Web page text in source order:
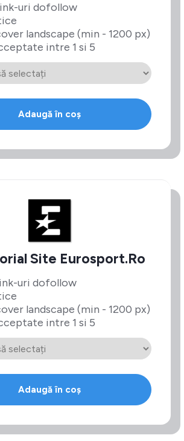
uri dofollow
landscape (min - 1200 px)
intre 1 si 5
Adaugă în coș
Site Eurosport.ro
uri dofollow
landscape (min - 1200 px)
intre 1 si 5
Adaugă în coș